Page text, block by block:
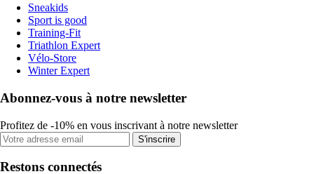
Sneakids
Sport is good
Training-Fit
Triathlon Expert
Vélo-Store
Winter Expert
Abonnez-vous à notre newsletter
Profitez de -10% en vous inscrivant à notre newsletter
S'inscrire
Restons connectés